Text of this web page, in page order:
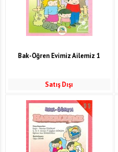
Bak-Öğren Evimiz Ailemiz 1
Satış Dışı